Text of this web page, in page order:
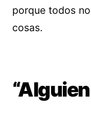
porque todos
cosas.